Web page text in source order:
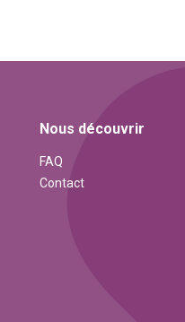
Nous découvrir
FAQ
Contact